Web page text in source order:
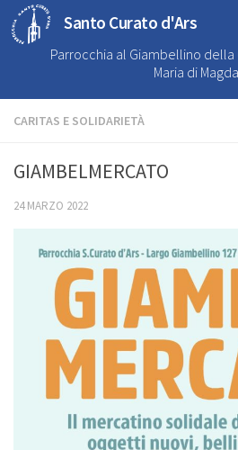
Santo Curato d'Ars
Parrocchia al Giambellino
Maria di
CARITAS E SOLIDARIETÀ
GIAMBELMERCATO
24 MARZO 2022